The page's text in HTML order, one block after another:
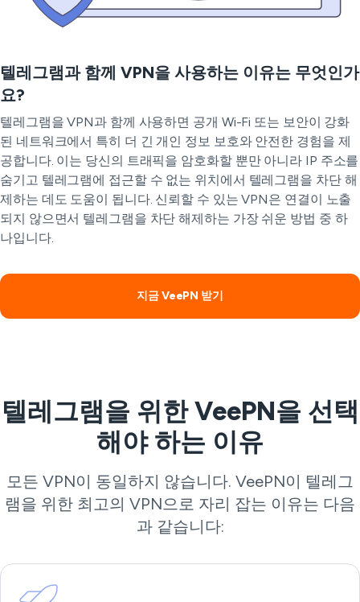
텔레그램과 함께 VPN을 사용하는 이유는 무엇인가
요?
텔레그램을 VPN과 함께 사용하면 공개 Wi-Fi 또는 보안이 강화
된 네트워크에서 특히 더 긴 개인 정보 보호와 안전한 경험을 제
공합니다. 이는 당신의 트래픽을 암호화할 뿐만 아니라 IP 주소를
숨기고 텔레그램에 접근할 수 없는 위치에서 텔레그램을 차단 해
제하는 데도 도움이 됩니다. 신뢰할 수 있는 VPN은 연결이 노출
되지 않으면서 텔레그램을 차단 해제하는 가장 쉬운 방법 중 하
나입니다.
지금 VeePN 받기
텔레그램을 위한 VeePN을 선택
해야 하는 이유
모든 VPN이 동일하지 않습니다. VeePN이 텔레그
램을 위한 최고의 VPN으로 자리 잡는 이유는 다음
과 같습니다: